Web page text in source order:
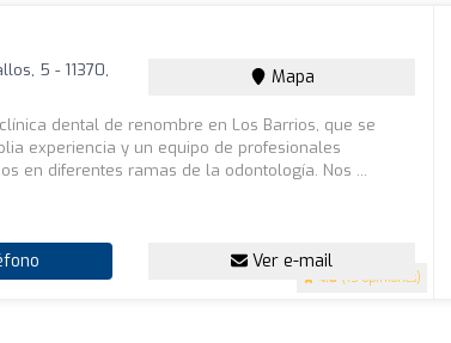
4.8 (15 opiniones)
5 - 11370,
Mapa
clínica dental de renombre en Los Barrios, que se
experiencia y un equipo de profesionales
en diferentes ramas de la odontología. Nos ...
Ver e-mail